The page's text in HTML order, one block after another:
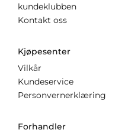
kundeklubben
Kontakt oss
Kjøpesenter
Vilkår
Kundeservice
Personvernerklæring
Forhandler